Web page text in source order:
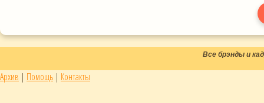
Все брэнды и
Архив | Помощь | Контакты